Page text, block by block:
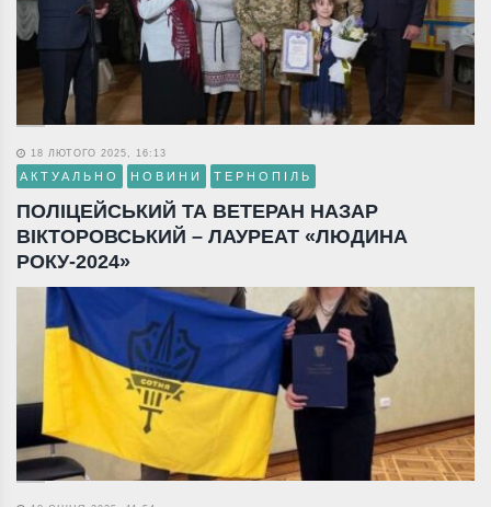
18 ЛЮТОГО 2025, 16:13
АКТУАЛЬНО НОВИНИ ТЕРНОПІЛЬ
ПОЛІЦЕЙСЬКИЙ ТА ВЕТЕРАН НАЗАР
ВІКТОРОВСЬКИЙ – ЛАУРЕАТ «ЛЮДИНА
РОКУ-2024»